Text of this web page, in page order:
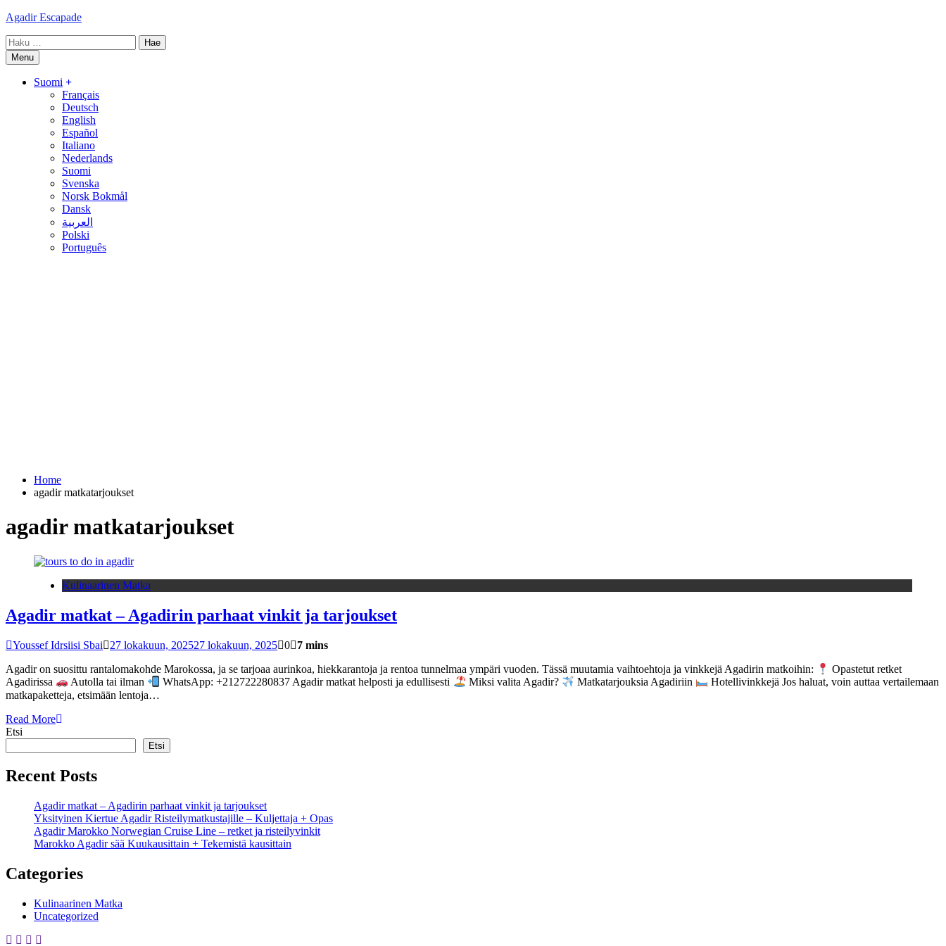
Skip
content
Agadir Escapade
Haku:
Menu
Suomi
Français
Deutsch
English
Español
Italiano
Nederlands
Suomi
Svenska
Norsk Bokmål
Dansk
العربية
Polski
Português
Home
agadir matkatarjoukset
agadir matkatarjoukset
Kulinaarinen Matka
Agadir matkat – Agadirin parhaat vinkit ja tarjoukset
Youssef Idrsiisi Sbai 27 lokakuun, 202527 lokakuun, 2025 0 7 mins
Agadir on suosittu rantalomakohde Marokossa, ja se tarjoaa aurinkoa, hiekkarantoja ja rentoa tunnelmaa ympäri vuoden. Tässä muutamia vaihtoehtoja ja vinkkejä Agadirin matkoihin:
Opastetut retket
Agadirissa
Autolla tai ilman WhatsApp: +212722280837 Agadir matkat helposti ja edullisesti Miksi valita Agadir? Matkatarjouksia Agadiriin
Hotellivinkkejä Jos haluat, voin auttaa vertailemaan
matkapaketteja, etsimään lentoja…
Read More
Etsi
Etsi
Recent Posts
Agadir matkat – Agadirin parhaat vinkit ja tarjoukset
Yksityinen Kiertue Agadir Risteilymatkustajille – Kuljettaja + Opas
Agadir Marokko Norwegian Cruise Line – retket ja risteilyvinkit
Marokko Agadir sää Kuukausittain + Tekemistä kausittain
Categories
Kulinaarinen Matka
Uncategorized